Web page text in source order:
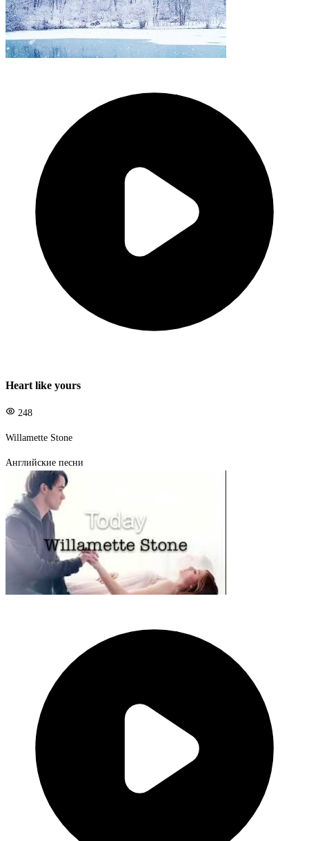
Heart like yours
248
Willamette Stone
Английские песни